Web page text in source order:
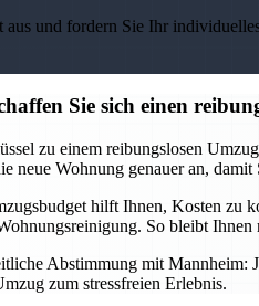
aus und fordern Sie Ihr
Sie sich einen
zu einem reibungslosen
neue Wohnung genauer an,
hilft Ihnen, Kosten zu
So bleibt
Abstimmung mit Mannheim:
zum stressfreien Erlebnis.